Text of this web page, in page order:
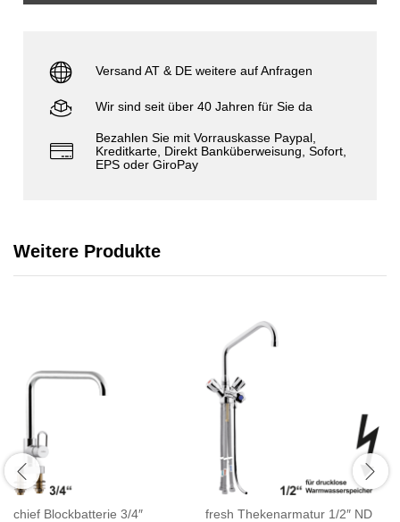
Versand AT & DE weitere auf Anfragen
Wir sind seit über 40 Jahren für Sie da
Bezahlen Sie mit Vorrauskasse Paypal,
Kreditkarte, Direkt Banküberweisung, Sofort,
EPS oder GiroPay
Weitere Produkte
chief Blockbatterie 3/4″ fresh Thekenarmatur 1/2″ ND